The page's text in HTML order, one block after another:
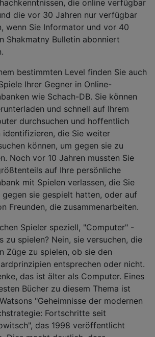
die online verfügbar
die vor 30 Jahren nur verfügbar
wenn Sie Informator und vor 40
Shakmatny Bulletin abonniert
bestimmten Level finden Sie auch
Ihrer Gegner in Online-
wie Schach-DB. Sie können
und schnell auf Ihrem
durchsuchen und hoffentlich
identifizieren, die Sie weiter
können, um gegen sie zu
Noch vor 10 Jahren mussten Sie
auf Ihre persönliche
mit Spielen verlassen, die Sie
gegen sie gespielt hatten, oder auf
Freunden, die zusammenarbeiten.
Spieler speziell, "Computer" -
zu spielen? Nein, sie versuchen, die
Züge zu spielen, ob sie den
entsprechen oder nicht.
das ist älter als Computer. Eines
Bücher zu diesem Thema ist
"Geheimnisse der modernen
Fortschritte seit
das 1998 veröffentlicht